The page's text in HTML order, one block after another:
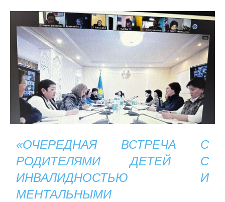
«ОЧЕРЕДНАЯ ВСТРЕЧА С
РОДИТЕЛЯМИ ДЕТЕЙ С
ИНВАЛИДНОСТЬЮ И
МЕНТАЛЬНЫМИ